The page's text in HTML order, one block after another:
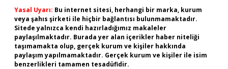
Yasal Uyarı: Bu internet sitesi, herhangi bir marka, kurum
veya şahıs şirketi ile hiçbir bağlantısı bulunmamaktadır.
Sitede yalnızca kendi hazırladığımız makaleler
paylaşılmaktadır. Burada yer alan içerikler haber niteliği
taşımamakta olup, gerçek kurum ve kişiler hakkında
paylaşım yapılmamaktadır. Gerçek kurum ve kişiler ile isim
benzerlikleri tamamen tesadüfidir.